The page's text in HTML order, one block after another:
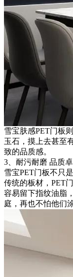
雪宝肤感PET门板
玉石，摸上去甚至
致的品质感。
3、耐污耐磨 品质
雪宝PET门板不只
传统的板材，PET
容易留下指纹油脂
庭，再也不怕他们